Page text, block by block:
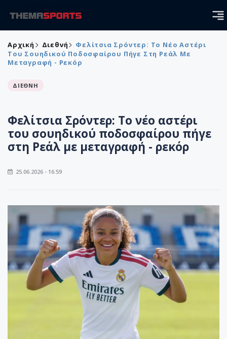
Αρχική Διεθνή
Φελίτσια Σρόντερ: Το Νέο Αστέρι
Του Σουηδικού Ποδοσφαίρου Πήγε Στη Ρεάλ Με
Μεταγραφή - Ρεκόρ
ΔΙΕΘΝΗ
Φελίτσια Σρόντερ: Το νέο αστέρι
του σουηδικού ποδοσφαίρου πήγε
στη Ρεάλ με μεταγραφή - ρεκόρ
25.06.2026 - 16:59